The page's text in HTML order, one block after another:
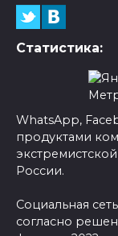
Статистика:
WhatsApp,
продуктами
России.
Социальная
согласно